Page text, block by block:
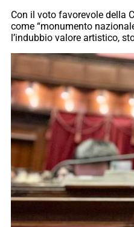
Con il voto favorevole della
come “monumento
l’indubbio valore artistico,